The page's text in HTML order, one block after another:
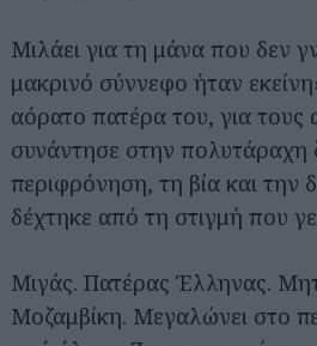
Μιλάει για τη μάνα που δεν
μακρινό σύννεφο ήταν
αόρατο πατέρα του, για
συνάντησε στην πολυτάραχη
περιφρόνηση, τη βία και την
δέχτηκε από τη στιγμή που
Μιγάς. Πατέρας Έλληνας.
Μοζαμβίκη. Μεγαλώνει στο